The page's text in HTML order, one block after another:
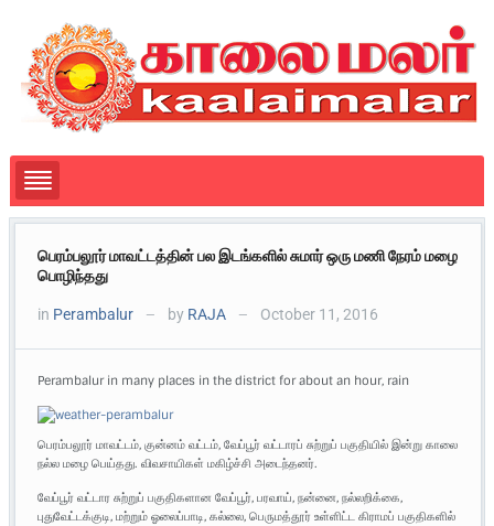
பெரம்பலூர் மாவட்டத்தின் பல இடங்களில் சுமார் ஒரு மணி நேரம் மழை
பொழிந்தது
in Perambalur — by RAJA — October 11, 2016
Perambalur in many places in the district for about an hour, rain
பெரம்பலூர் மாவட்டம், குன்னம் வட்டம், வேப்பூர் வட்டாரப் சுற்றுப் பகுதியில் இன்று காலை
நல்ல மழை பெய்தது. விவசாயிகள் மகிழ்ச்சி அடைந்தனர்.
வேப்பூர் வட்டார சுற்றுப் பகுதிகளான வேப்பூர், பரவாய், நன்னை, நல்லறிக்கை,
புதுவேட்டக்குடி, மற்றும் ஓலைப்பாடி, கல்லை, பெருமத்தூர் உள்ளிட்ட கிராமப் பகுதிகளில்